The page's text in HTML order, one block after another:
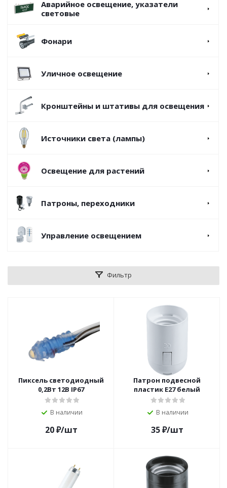
Аварийное освещение, указатели
световые
Фонари
Уличное освещение
Кронштейны и штативы для освещения
Источники света (лампы)
Освещение для растений
Патроны, переходники
Управление освещением
Фильтр
Пиксель светодиодный
0,2Вт 12В IP67
В наличии
20₽/шт
Патрон подвесной
пластик Е27 белый
В наличии
35₽/шт